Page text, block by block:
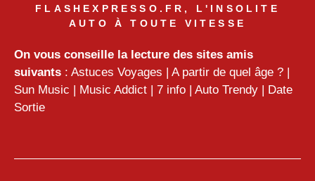
FLASHEXPRESSO.FR, L'INSOLITE
AUTO À TOUTE VITESSE
On vous conseille la lecture des sites amis
suivants : Astuces Voyages | A partir de quel âge ? |
Sun Music | Music Addict | 7 info | Auto Trendy | Date
Sortie